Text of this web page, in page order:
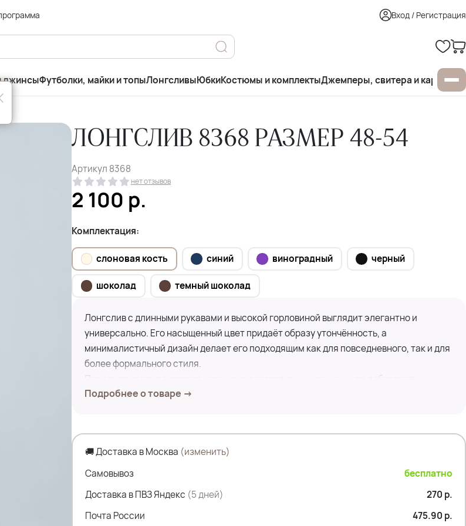
Вход / Регистрация
джинсыФутболки, майки и топыЛонгсливыЮбкиКостюмы и комплектыДжемперы, свитера и
ЛОНГСЛИВ 8368 РАЗМЕР 48-54
Артикул 8368
нет отзывов
2 100 р.
Комплектация:
слоновая кость синий виноградный черный
шоколад темный шоколад
Лонгслив с длинными рукавами и высокой горловиной выглядит элегантно и
универсально. Его насыщенный цвет придаёт образу утончённость, а
минималистичный дизайн делает его подходящим как для повседневного, так и для
более формального стиля.
Передняя часть лонгслива украшена декоративным камнем, что добавляет
изысканности, а длинные рукава обеспечивают комфорт и защиту от холода. Этот
ПОГ- 45 см
ПОБ- 46 см
Дл.рукава- 66 см
Подробнее о товаре →
🚚 Доставка в Москва (изменить)
Самовывоз
бесплатно
Доставка в ПВЗ Яндекс (5 дней)
270 р.
Почта России
475.90 р.